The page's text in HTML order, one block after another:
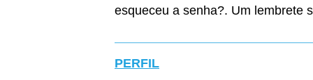
esqueceu a senha?. Um
PERFIL